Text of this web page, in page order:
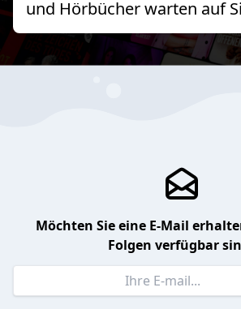
und Hörbücher warten auf
Möchten Sie eine E-Mail
Folgen verfügbar